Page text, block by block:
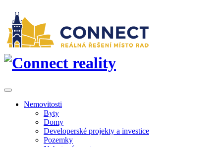
Nemovitosti
Byty
Domy
Developerské projekty a investice
Pozemky